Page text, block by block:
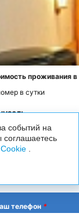
проживания
в сутки
телефон *
событий на
.